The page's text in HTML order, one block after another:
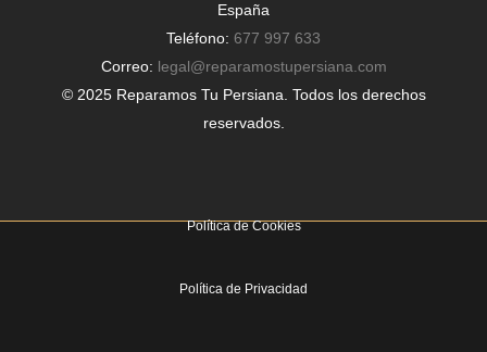
España
Teléfono: 677 997 633
Correo: legal@reparamostupersiana.com
© 2025 Reparamos Tu Persiana. Todos los derechos
reservados.
Política de Cookies
Política de Privacidad